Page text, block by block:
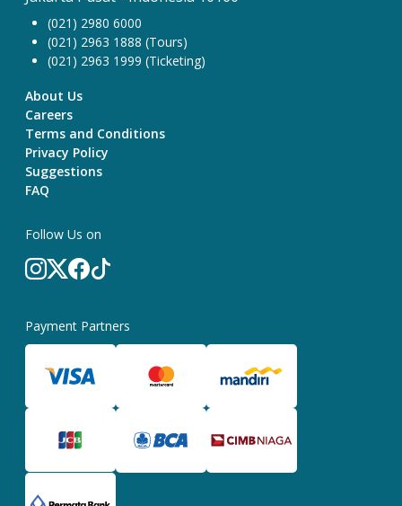
(021) 2980 6000
(021) 2963 1888 (Tours)
(021) 2963 1999 (Ticketing)
About Us
Careers
Terms and Conditions
Privacy Policy
Suggestions
FAQ
Follow Us on
Payment Partners